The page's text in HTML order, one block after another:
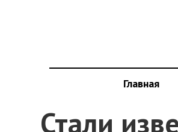
Главная
Стали